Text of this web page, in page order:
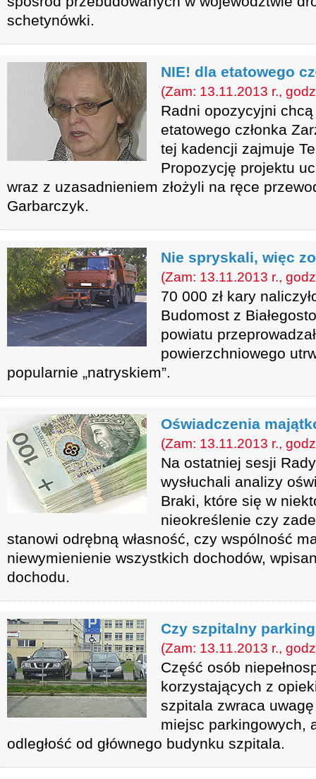
schetynówki.
NIE! dla etatowego
(Zam: 13.11.2013 r.,
Radni opozycyjni
etatowego członka
tej kadencji zajmuje
Propozycję projektu
wraz z uzasadnieniem złożyli na ręce
Garbarczyk.
Nie spryskali, więc
(Zam: 13.11.2013 r.,
70 000 zł kary
Budomost z
powiatu
powierzchniowego
popularnie „natryskiem”.
Oświadczenia
(Zam: 13.11.2013 r.,
Na ostatniej sesji
wysłuchali analizy
Braki, które się w
nieokreślenie czy
stanowi odrębną własność, czy wspólność
niewymienienie wszystkich dochodów,
dochodu.
Czy szpitalny
(Zam: 13.11.2013 r.,
Część osób
korzystających z
szpitala zwraca
miejsc parkingowych,
odległość od głównego budynku szpitala.